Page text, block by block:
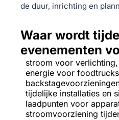
de duur, inrichting en
Waar wordt
evenementen
stroom voor
energie voor
tijdelijke installaties en
laadpunten voor
stroomvoorziening